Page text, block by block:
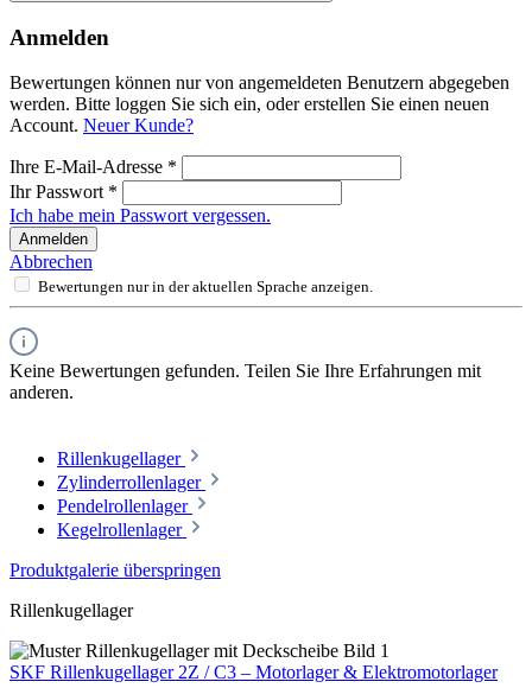
Anmelden
Bewertungen können nur von angemeldeten Benutzern abgegeben
werden. Bitte loggen Sie sich ein, oder erstellen Sie einen neuen
Account. Neuer Kunde?
Ihre E-Mail-Adresse *
Ihr Passwort *
Ich habe mein Passwort vergessen.
Anmelden
Abbrechen
Bewertungen nur in der aktuellen Sprache anzeigen.
Keine Bewertungen gefunden. Teilen Sie Ihre Erfahrungen mit
anderen.
Rillenkugellager
Zylinderrollenlager
Pendelrollenlager
Kegelrollenlager
Produktgalerie überspringen
Rillenkugellager
SKF Rillenkugellager 2Z / C3 – Motorlager & Elektromotorlager